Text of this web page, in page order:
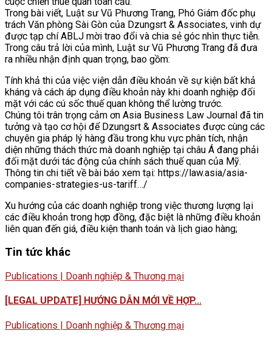
Trong bài viết, Luật sư Vũ Phương Trang, Phó Giám đốc phụ
trách Văn phòng Sài Gòn của Dzungsrt & Associates, vinh dự
được tạp chí ABLJ mời trao đổi và chia sẻ góc nhìn thực tiễn.
Trong câu trả lời của mình, Luật sư Vũ Phương Trang đã đưa
ra nhiều nhận định quan trọng, bao gồm:
Tính khả thi của việc viện dẫn điều khoản về sự kiện bất khả
kháng và cách áp dụng điều khoản này khi doanh nghiệp đối
mặt với các cú sốc thuế quan không thể lường trước.
Chúng tôi trân trọng cảm ơn Asia Business Law Journal đã tin
tưởng và tạo cơ hội để Dzungsrt & Associates được cùng các
chuyên gia pháp lý hàng đầu trong khu vực phân tích, nhận
diện những thách thức mà doanh nghiệp tại châu Á đang phải
đối mặt dưới tác động của chính sách thuế quan của Mỹ.
Thông tin chi tiết về bài báo xem tại: https://law.asia/asia-
companies-strategies-us-tariff…/
Xu hướng của các doanh nghiệp trong việc thương lượng lại
các điều khoản trong hợp đồng, đặc biệt là những điều khoản
liên quan đến giá, điều kiện thanh toán và lịch giao hàng;
Tin tức khác
Publications | Doanh nghiệp & Thương mại
[LEGAL UPDATE] HƯỚNG DẪN MỚI VỀ HỢP...
Publications | Doanh nghiệp & Thương mại